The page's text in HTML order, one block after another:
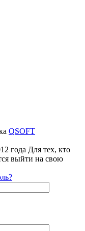
QSOFT
года Для тех, кто
выйти на свою